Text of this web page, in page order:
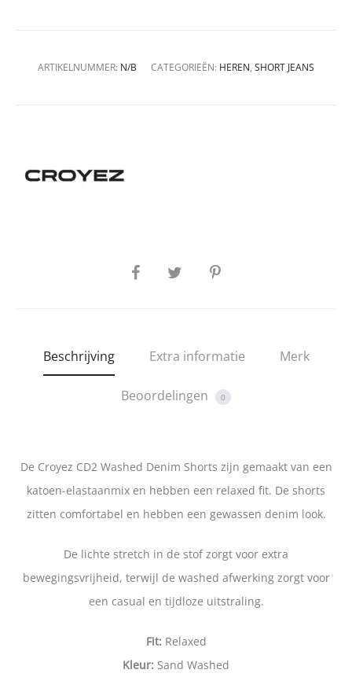
ARTIKELNUMMER: N/B CATEGORIEËN: HEREN, SHORT JEANS
SHARE
Beschrijving Extra informatie Merk
Beoordelingen 0
De Croyez CD2 Washed Denim Shorts zijn gemaakt van een
katoen-elastaanmix en hebben een relaxed fit. De shorts
zitten comfortabel en hebben een gewassen denim look.
De lichte stretch in de stof zorgt voor extra
bewegingsvrijheid, terwijl de washed afwerking zorgt voor
een casual en tijdloze uitstraling.
Fit: Relaxed
Kleur: Sand Washed